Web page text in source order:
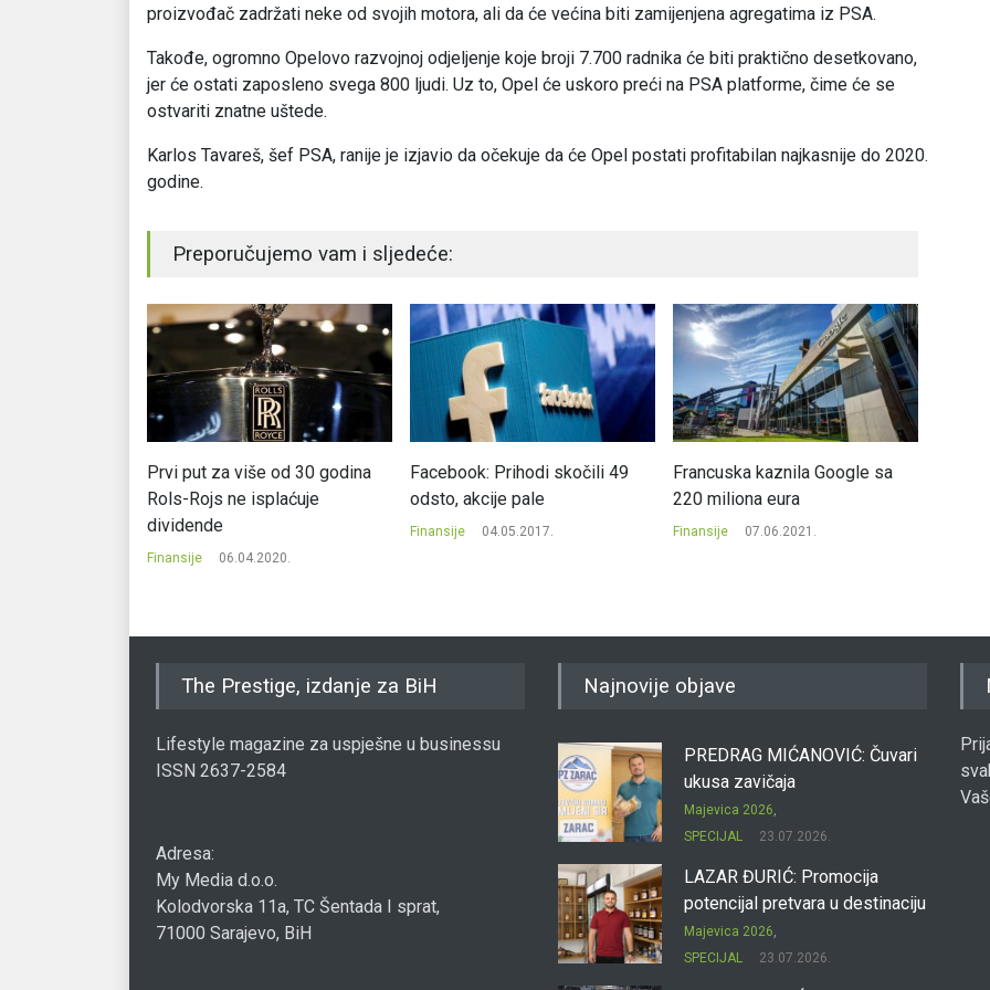
proizvođač zadržati neke od svojih motora, ali da će većina biti zamijenjena agregatima iz PSA.
Takođe, ogromno Opelovo razvojnoj odjeljenje koje broji 7.700 radnika će biti praktično desetkovano,
jer će ostati zaposleno svega 800 ljudi. Uz to, Opel će uskoro preći na PSA platforme, čime će se
ostvariti znatne uštede.
Karlos Tavareš, šef PSA, ranije je izjavio da očekuje da će Opel postati profitabilan najkasnije do 2020.
godine.
Preporučujemo vam i sljedeće:
Prvi put za više od 30 godina
Rols-Rojs ne isplaćuje
dividende
Finansije 06.04.2020.
Facebook: Prihodi skočili 49
odsto, akcije pale
Finansije 04.05.2017.
Francuska kaznila Google sa
220 miliona eura
Finansije 07.06.2021.
The Prestige, izdanje za BiH
Lifestyle magazine za uspješne u businessu
ISSN 2637-2584
Adresa:
My Media d.o.o.
Kolodvorska 11a, TC Šentada I sprat,
71000 Sarajevo, BiH
Najnovije objave
PREDRAG MIĆANOVIĆ: Čuvari
ukusa zavičaja
Majevica 2026
SPECIJAL
23.07.2026.
LAZAR ĐURIĆ: Promocija
potencijal pretvara u destinaciju
Majevica 2026
SPECIJAL
23.07.2026.